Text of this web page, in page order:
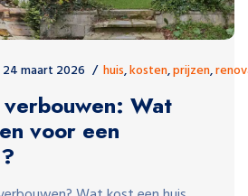
24 maart 2026 huis,kosten,prijzen,
verbouwen: Wat
voor een